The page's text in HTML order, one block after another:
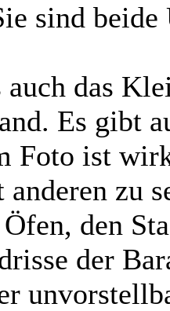
sind beide
das
Es gibt
Foto ist
anderen zu
den
der